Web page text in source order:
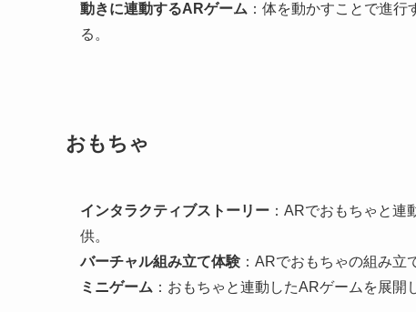
動きに連動するARゲーム ：体を動かすことで進
る。
おもちゃ
インタラクティブストーリー ：ARでおもちゃと
供。
バーチャル組み立て体験 ：ARでおもちゃの組み立
ミニゲーム ：おもちゃと連動したARゲームを展開